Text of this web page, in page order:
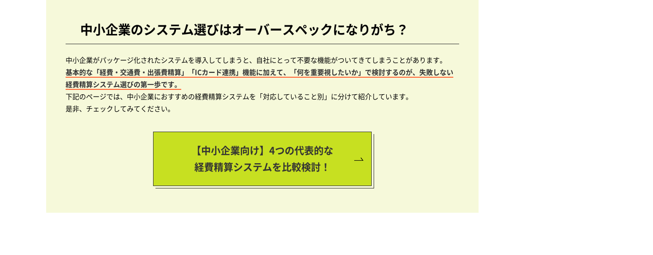
中小企業のシステム選びはオーバースペックになりがち？
中小企業がパッケージ化されたシステムを導入してしまうと、自社にとって不要な機能がついてきてしまうことがあります。
基本的な「経費・交通費・出張費精算」「ICカード連携」機能に加えて、「何を重要視したいか」で検討するのが、失敗しない
経費精算システム選びの第一歩です。
下記のページでは、中小企業におすすめの経費精算システムを「対応していること別」に分けて紹介しています。
是非、チェックしてみてください。
【中小企業向け】4つの代表的な
経費精算システムを比較検討！